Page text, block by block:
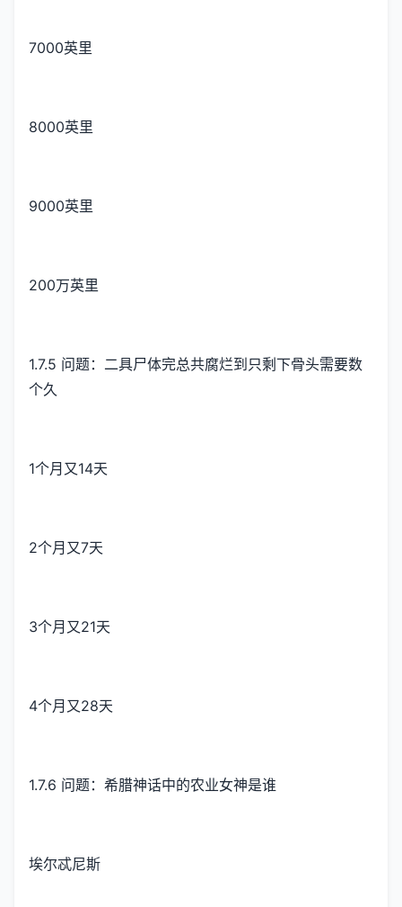
7000英里
8000英里
9000英里
200万英里
1.7.5 问题：二具尸体完总共腐烂到只剩下骨头需要数
个久
1个月又14天
2个月又7天
3个月又21天
4个月又28天
1.7.6 问题：希腊神话中的农业女神是谁
埃尔忒尼斯